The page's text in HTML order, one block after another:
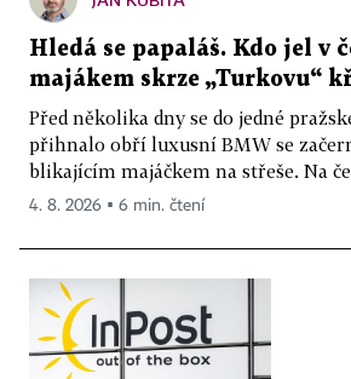
Hledá se papaláš. Kdo jel v
majákem skrze „Turkovu“
Před několika dny se do jedné
přihnalo obří luxusní BMW se
blikajícím majáčkem na střeše. Na
4. 8. 2026 ▪ 6 min. čtení